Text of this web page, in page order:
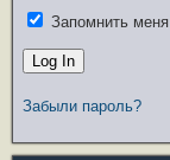
Запомнить меня
Забыли пароль?